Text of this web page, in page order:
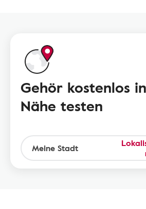
Gehör kostenlos
Nähe testen